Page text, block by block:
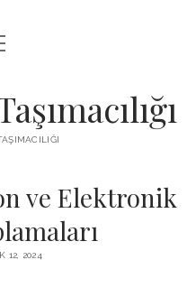
KAZANMA
HILESI İNDIR
ve Elektronik
12, 2024